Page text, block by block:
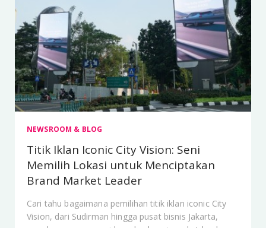
NEWSROOM & BLOG
Titik Iklan Iconic City Vision: Seni
Memilih Lokasi untuk Menciptakan
Brand Market Leader
Cari tahu bagaimana pemilihan titik iklan iconic City
Vision, dari Sudirman hingga pusat bisnis Jakarta,